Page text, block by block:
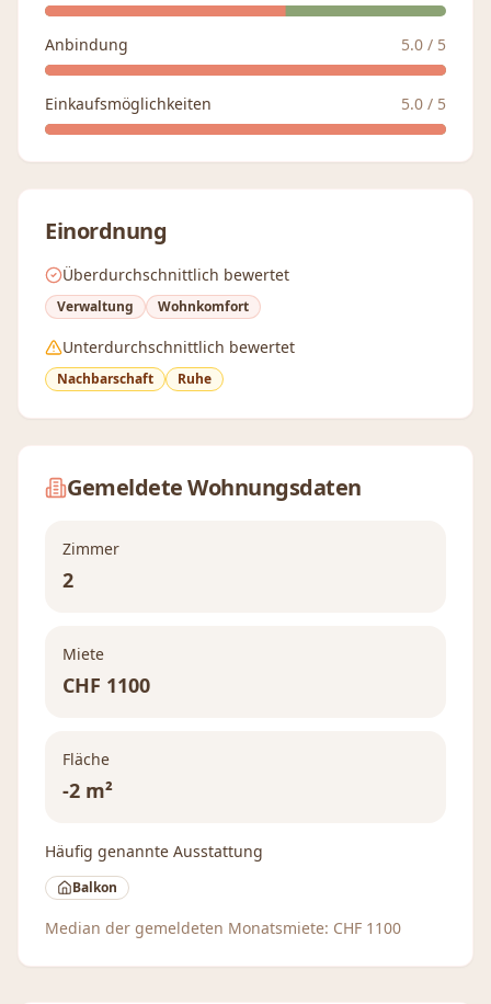
Anbindung 5.0 / 5
Einkaufsmöglichkeiten 5.0 / 5
Einordnung
Überdurchschnittlich bewertet
Verwaltung Wohnkomfort
Unterdurchschnittlich bewertet
Nachbarschaft Ruhe
Gemeldete Wohnungsdaten
Zimmer
2
Miete
CHF 1100
Fläche
-2 m²
Häufig genannte Ausstattung
Balkon
Median der gemeldeten Monatsmiete: CHF 1100